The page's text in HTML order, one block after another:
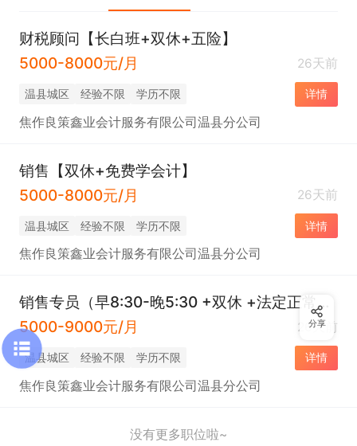
财税顾问【长白班+双休+五险】
5000-8000元/月
26天前
温县城区 经验不限 学历不限 详情
焦作良策鑫业会计服务有限公司温县分公司
销售【双休+免费学会计】
5000-8000元/月
26天前
温县城区 经验不限 学历不限 详情
焦作良策鑫业会计服务有限公司温县分公司
销售专员（早8:30-晚5:30 +双休 +法定正常放假）
5000-9000元/月
26天前
温县城区 经验不限 学历不限 详情
焦作良策鑫业会计服务有限公司温县分公司
没有更多职位啦~
分享